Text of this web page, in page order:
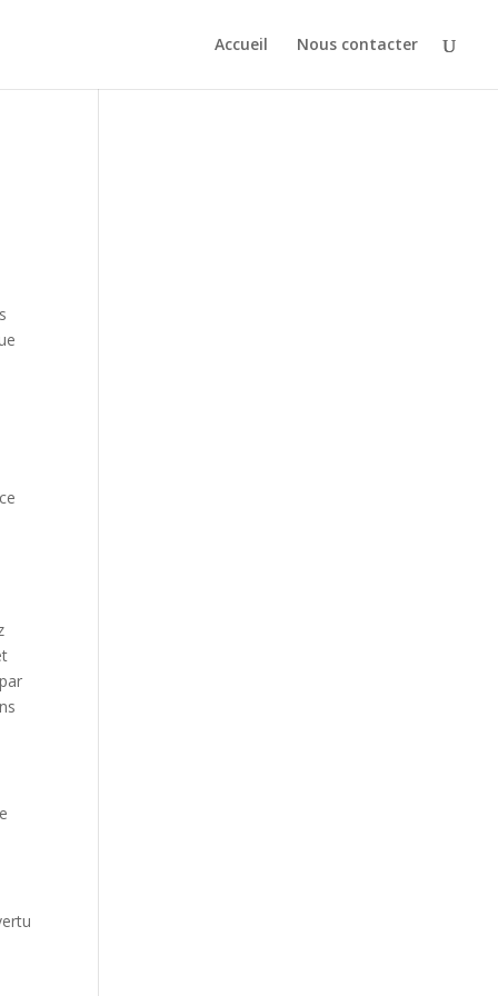
Accueil Nous contacter